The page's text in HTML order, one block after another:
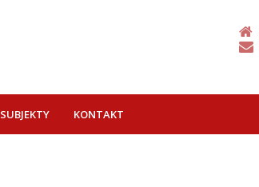
SUBJEKTY KONTAKT